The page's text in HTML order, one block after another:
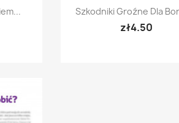
Quick view
Szkodniki Groźne Dla
zł4.50